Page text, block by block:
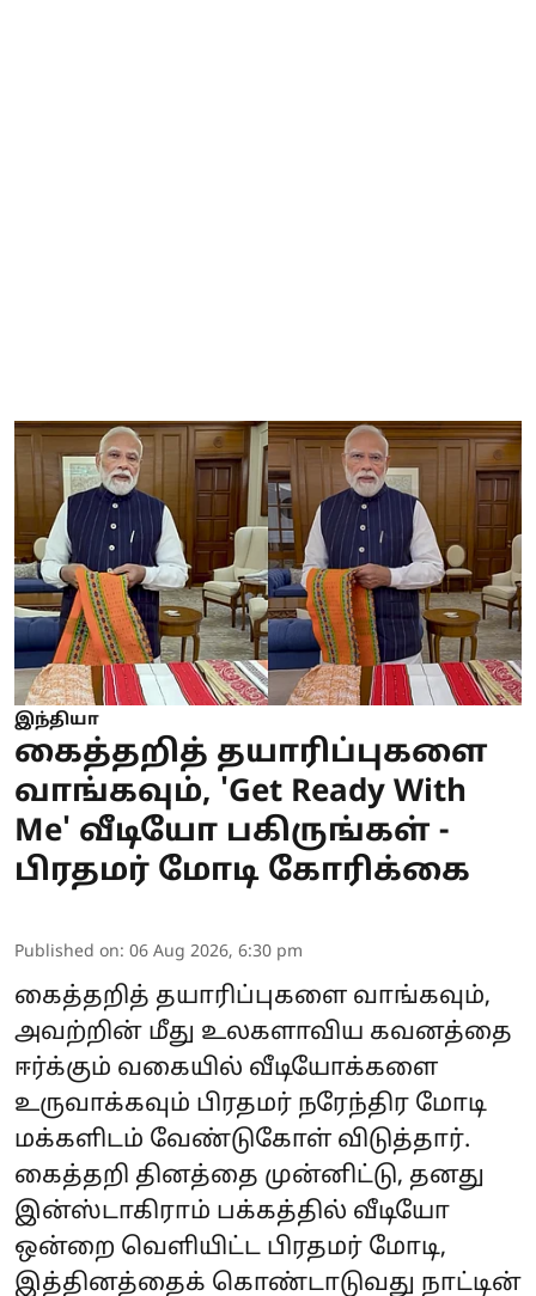
இந்தியா
கைத்தறித் தயாரிப்புகளை
வாங்கவும், 'Get Ready With
Me' வீடியோ பகிருங்கள் -
பிரதமர் மோடி கோரிக்கை
Published on: 06 Aug 2026, 6:30 pm
கைத்தறித் தயாரிப்புகளை வாங்கவும்,
அவற்றின் மீது உலகளாவிய கவனத்தை
ஈர்க்கும் வகையில் வீடியோக்களை
உருவாக்கவும் பிரதமர் நரேந்திர மோடி
மக்களிடம் வேண்டுகோள் விடுத்தார்.
கைத்தறி தினத்தை முன்னிட்டு, தனது
இன்ஸ்டாகிராம் பக்கத்தில் வீடியோ
ஒன்றை வெளியிட்ட பிரதமர் மோடி,
இத்தினத்தைக் கொண்டாடுவது நாட்டின்